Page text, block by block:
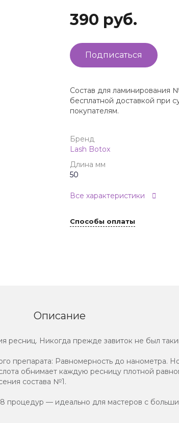
390 руб.
Подписаться
Состав для ламинирования
бесплатной доставкой при
покупателям.
Бренд
Lash Botox
Длина мм
50
Все характеристики
Способы оплаты
Описание
ресниц. Никогда прежде завиток не был
препарата: Равномерность до нанометра.
обнимает каждую ресницу плотной
состава №1.
процедур — идеально для мастеров с